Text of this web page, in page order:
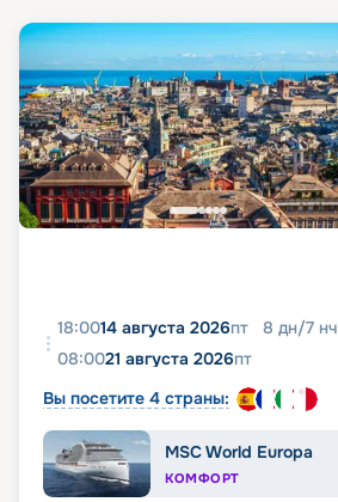
18:0014 августа 2026пт 8 дн/7 нч
08:0021 августа 2026пт
Вы посетите 4 страны:
MSC World Europa
КОМФОРТ